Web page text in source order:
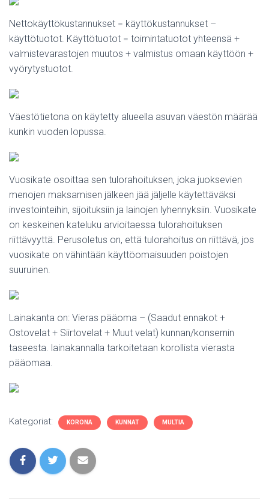
Nettokäyttökustannukset = käyttökustannukset –
käyttötuotot. Käyttötuotot = toimintatuotot yhteensä +
valmistevarastojen muutos + valmistus omaan käyttöön +
vyörytystuotot.
Väestötietona on käytetty alueella asuvan väestön määrää
kunkin vuoden lopussa.
Vuosikate osoittaa sen tulorahoituksen, joka juoksevien
menojen maksamisen jälkeen jää jäljelle käytettäväksi
investointeihin, sijoituksiin ja lainojen lyhennyksiin. Vuosikate
on keskeinen kateluku arvioitaessa tulorahoituksen
riittävyyttä. Perusoletus on, että tulorahoitus on riittävä, jos
vuosikate on vähintään käyttöomaisuuden poistojen
suuruinen.
Lainakanta on: Vieras pääoma – (Saadut ennakot +
Ostovelat + Siirtovelat + Muut velat) kunnan/konsernin
taseesta. lainakannalla tarkoitetaan korollista vierasta
pääomaa.
Kategoriat: KORONA KUNNAT MULTIA